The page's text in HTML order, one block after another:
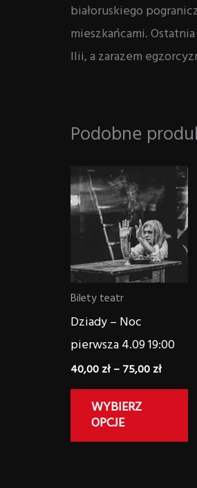
białoruskiego
mieszkańcami.
Ilii, a zarazem
Podobne
Bilety teatr
Dziady – Noc
pierwsza 4.09 19:00
40,00zł–75,00zł
Zakres
cen:
40,00 zł
do
75,00 zł
WYBIERZ
OPCJE
Ten